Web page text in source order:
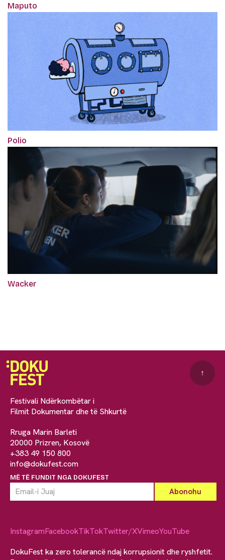
Maputo
Polio
Wacker
Festivali Ndërkombëtar i
Filmit Dokumentar dhe të Shkurtë
Rruga Marin Barleti
20000 Prizren, Kosovë
+383 49 150 800
info@dokufest.com
MË TË FUNDIT NGA DOKUFEST
↑
InstagramFacebookTikTokTwitter/XVimeoYouTube
DokuFest ka zero tolerancë ndaj korrupsionit dhe ryshfetit.